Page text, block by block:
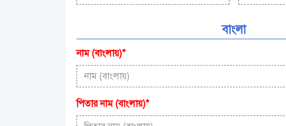
বাংলা
নাম (বাংলায়)*
পিতার নাম (বাংলায়)*